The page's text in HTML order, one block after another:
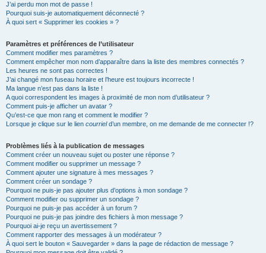
J’ai perdu mon mot de passe !
Pourquoi suis-je automatiquement déconnecté ?
À quoi sert « Supprimer les cookies » ?
Paramètres et préférences de l’utilisateur
Comment modifier mes paramètres ?
Comment empêcher mon nom d’apparaître dans la liste des membres connectés ?
Les heures ne sont pas correctes !
J’ai changé mon fuseau horaire et l’heure est toujours incorrecte !
Ma langue n’est pas dans la liste !
A quoi correspondent les images à proximité de mon nom d’utilisateur ?
Comment puis-je afficher un avatar ?
Qu’est-ce que mon rang et comment le modifier ?
Lorsque je clique sur le lien courrield’un membre, on me demande de me connecter !?
Problèmes liés à la publication de messages
Comment créer un nouveau sujet ou poster une réponse ?
Comment modifier ou supprimer un message ?
Comment ajouter une signature à mes messages ?
Comment créer un sondage ?
Pourquoi ne puis-je pas ajouter plus d’options à mon sondage ?
Comment modifier ou supprimer un sondage ?
Pourquoi ne puis-je pas accéder à un forum ?
Pourquoi ne puis-je pas joindre des fichiers à mon message ?
Pourquoi ai-je reçu un avertissement ?
Comment rapporter des messages à un modérateur ?
À quoi sert le bouton « Sauvegarder » dans la page de rédaction de message ?